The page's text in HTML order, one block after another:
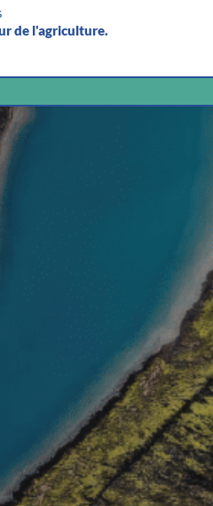
de l'agriculture.